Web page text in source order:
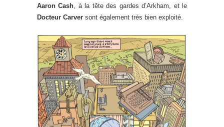
Aaron Cash, à la tête des gardes d’Arkham, et le
Docteur Carver sont également très bien exploité.